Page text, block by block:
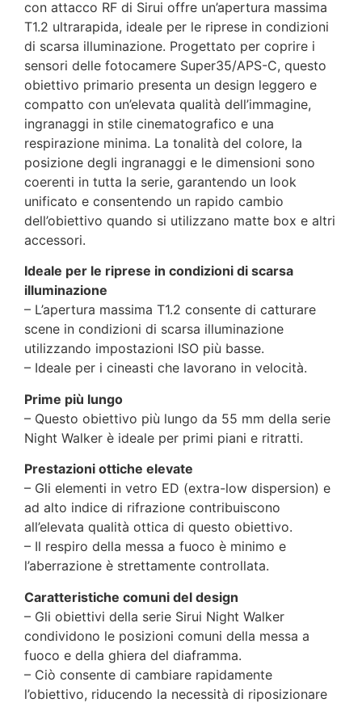
con attacco RF di Sirui offre un’apertura massima
T1.2 ultrarapida, ideale per le riprese in condizioni
di scarsa illuminazione. Progettato per coprire i
sensori delle fotocamere Super35/APS-C, questo
obiettivo primario presenta un design leggero e
compatto con un’elevata qualità dell’immagine,
ingranaggi in stile cinematografico e una
respirazione minima. La tonalità del colore, la
posizione degli ingranaggi e le dimensioni sono
coerenti in tutta la serie, garantendo un look
unificato e consentendo un rapido cambio
dell’obiettivo quando si utilizzano matte box e altri
accessori.
Ideale per le riprese in condizioni di scarsa
illuminazione
– L’apertura massima T1.2 consente di catturare
scene in condizioni di scarsa illuminazione
utilizzando impostazioni ISO più basse.
– Ideale per i cineasti che lavorano in velocità.
Prime più lungo
– Questo obiettivo più lungo da 55 mm della serie
Night Walker è ideale per primi piani e ritratti.
Prestazioni ottiche elevate
– Gli elementi in vetro ED (extra-low dispersion) e
ad alto indice di rifrazione contribuiscono
all’elevata qualità ottica di questo obiettivo.
– Il respiro della messa a fuoco è minimo e
l’aberrazione è strettamente controllata.
Caratteristiche comuni del design
– Gli obiettivi della serie Sirui Night Walker
condividono le posizioni comuni della messa a
fuoco e della ghiera del diaframma.
– Ciò consente di cambiare rapidamente
l’obiettivo, riducendo la necessità di riposizionare